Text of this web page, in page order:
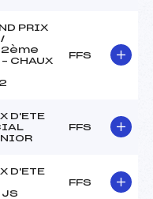
PRIX
/
CHAUX
FFS
D'ETE
FFS
D'ETE
JS
FFS